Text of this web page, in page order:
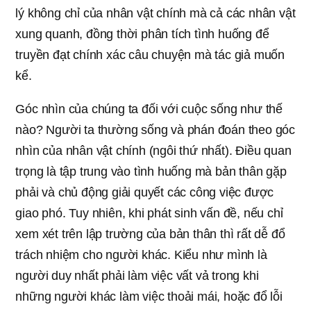
lý không chỉ của nhân vật chính mà cả các nhân vật
xung quanh, đồng thời phân tích tình huống để
truyền đạt chính xác câu chuyện mà tác giả muốn
kể.
Góc nhìn của chúng ta đối với cuộc sống như thế
nào? Người ta thường sống và phán đoán theo góc
nhìn của nhân vật chính (ngôi thứ nhất). Điều quan
trọng là tập trung vào tình huống mà bản thân gặp
phải và chủ động giải quyết các công việc được
giao phó. Tuy nhiên, khi phát sinh vấn đề, nếu chỉ
xem xét trên lập trường của bản thân thì rất dễ đổ
trách nhiệm cho người khác. Kiểu như mình là
người duy nhất phải làm việc vất vả trong khi
những người khác làm việc thoải mái, hoặc đổ lỗi